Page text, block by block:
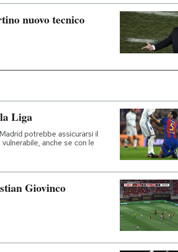
nuovo tecnico
Liga
potrebbe assicurarsi il
anche se con le
Giovinco